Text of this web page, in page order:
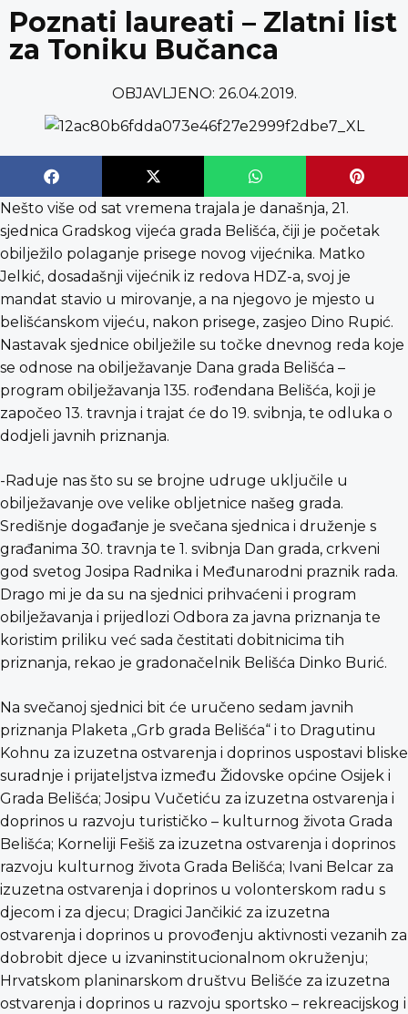
content
Poznati laureati – Zlatni list
za Toniku Bučanca
OBJAVLJENO: 26.04.2019.
Nešto više od sat vremena trajala je današnja, 21.
sjednica Gradskog vijeća grada Belišća, čiji je početak
obilježilo polaganje prisege novog vijećnika. Matko
Jelkić, dosadašnji vijećnik iz redova HDZ-a, svoj je
mandat stavio u mirovanje, a na njegovo je mjesto u
belišćanskom vijeću, nakon prisege, zasjeo Dino Rupić.
Nastavak sjednice obilježile su točke dnevnog reda koje
se odnose na obilježavanje Dana grada Belišća –
program obilježavanja 135. rođendana Belišća, koji je
započeo 13. travnja i trajat će do 19. svibnja, te odluka o
dodjeli javnih priznanja.
-Raduje nas što su se brojne udruge uključile u
obilježavanje ove velike obljetnice našeg grada.
Središnje događanje je svečana sjednica i druženje s
građanima 30. travnja te 1. svibnja Dan grada, crkveni
god svetog Josipa Radnika i Međunarodni praznik rada.
Drago mi je da su na sjednici prihvaćeni i program
obilježavanja i prijedlozi Odbora za javna priznanja te
koristim priliku već sada čestitati dobitnicima tih
priznanja, rekao je gradonačelnik Belišća Dinko Burić.
Na svečanoj sjednici bit će uručeno sedam javnih
priznanja Plaketa „Grb grada Belišća“ i to Dragutinu
Kohnu za izuzetna ostvarenja i doprinos uspostavi bliske
suradnje i prijateljstva između Židovske općine Osijek i
Grada Belišća; Josipu Vučetiću za izuzetna ostvarenja i
doprinos u razvoju turističko – kulturnog života Grada
Belišća; Korneliji Fešiš za izuzetna ostvarenja i doprinos
razvoju kulturnog života Grada Belišća; Ivani Belcar za
izuzetna ostvarenja i doprinos u volonterskom radu s
djecom i za djecu; Dragici Jančikić za izuzetna
ostvarenja i doprinos u provođenju aktivnosti vezanih za
dobrobit djece u izvaninstitucionalnom okruženju;
Hrvatskom planinarskom društvu Belišće za izuzetna
ostvarenja i doprinos u razvoju sportsko – rekreacijskog i